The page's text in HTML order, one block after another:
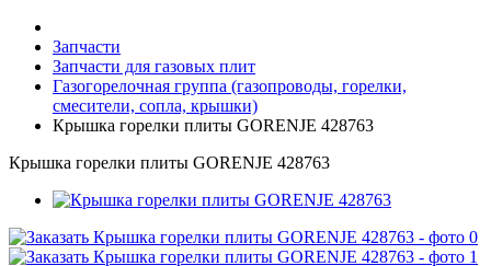
Запчасти
Запчасти для газовых плит
Газогорелочная группа (газопроводы, горелки,
смесители, сопла, крышки)
Крышка горелки плиты GORENJE 428763
Крышка горелки плиты GORENJE 428763